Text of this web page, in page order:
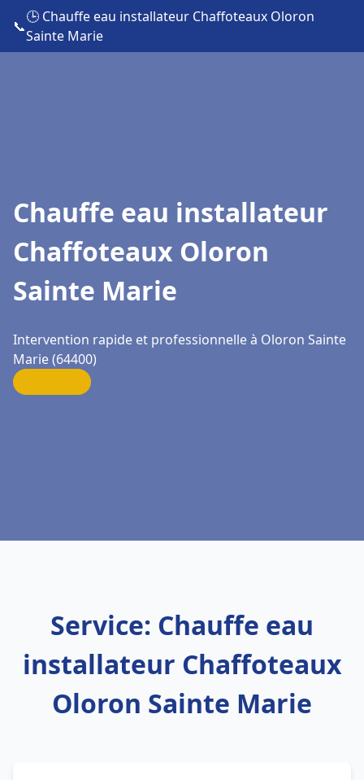
📞
🕒 Chauffe eau installateur Chaffoteaux Oloron
Sainte Marie
Chauffe eau installateur
Chaffoteaux Oloron
Sainte Marie
Intervention rapide et professionnelle à Oloron Sainte
Marie (64400)
Service: Chauffe eau
installateur Chaffoteaux
Oloron Sainte Marie